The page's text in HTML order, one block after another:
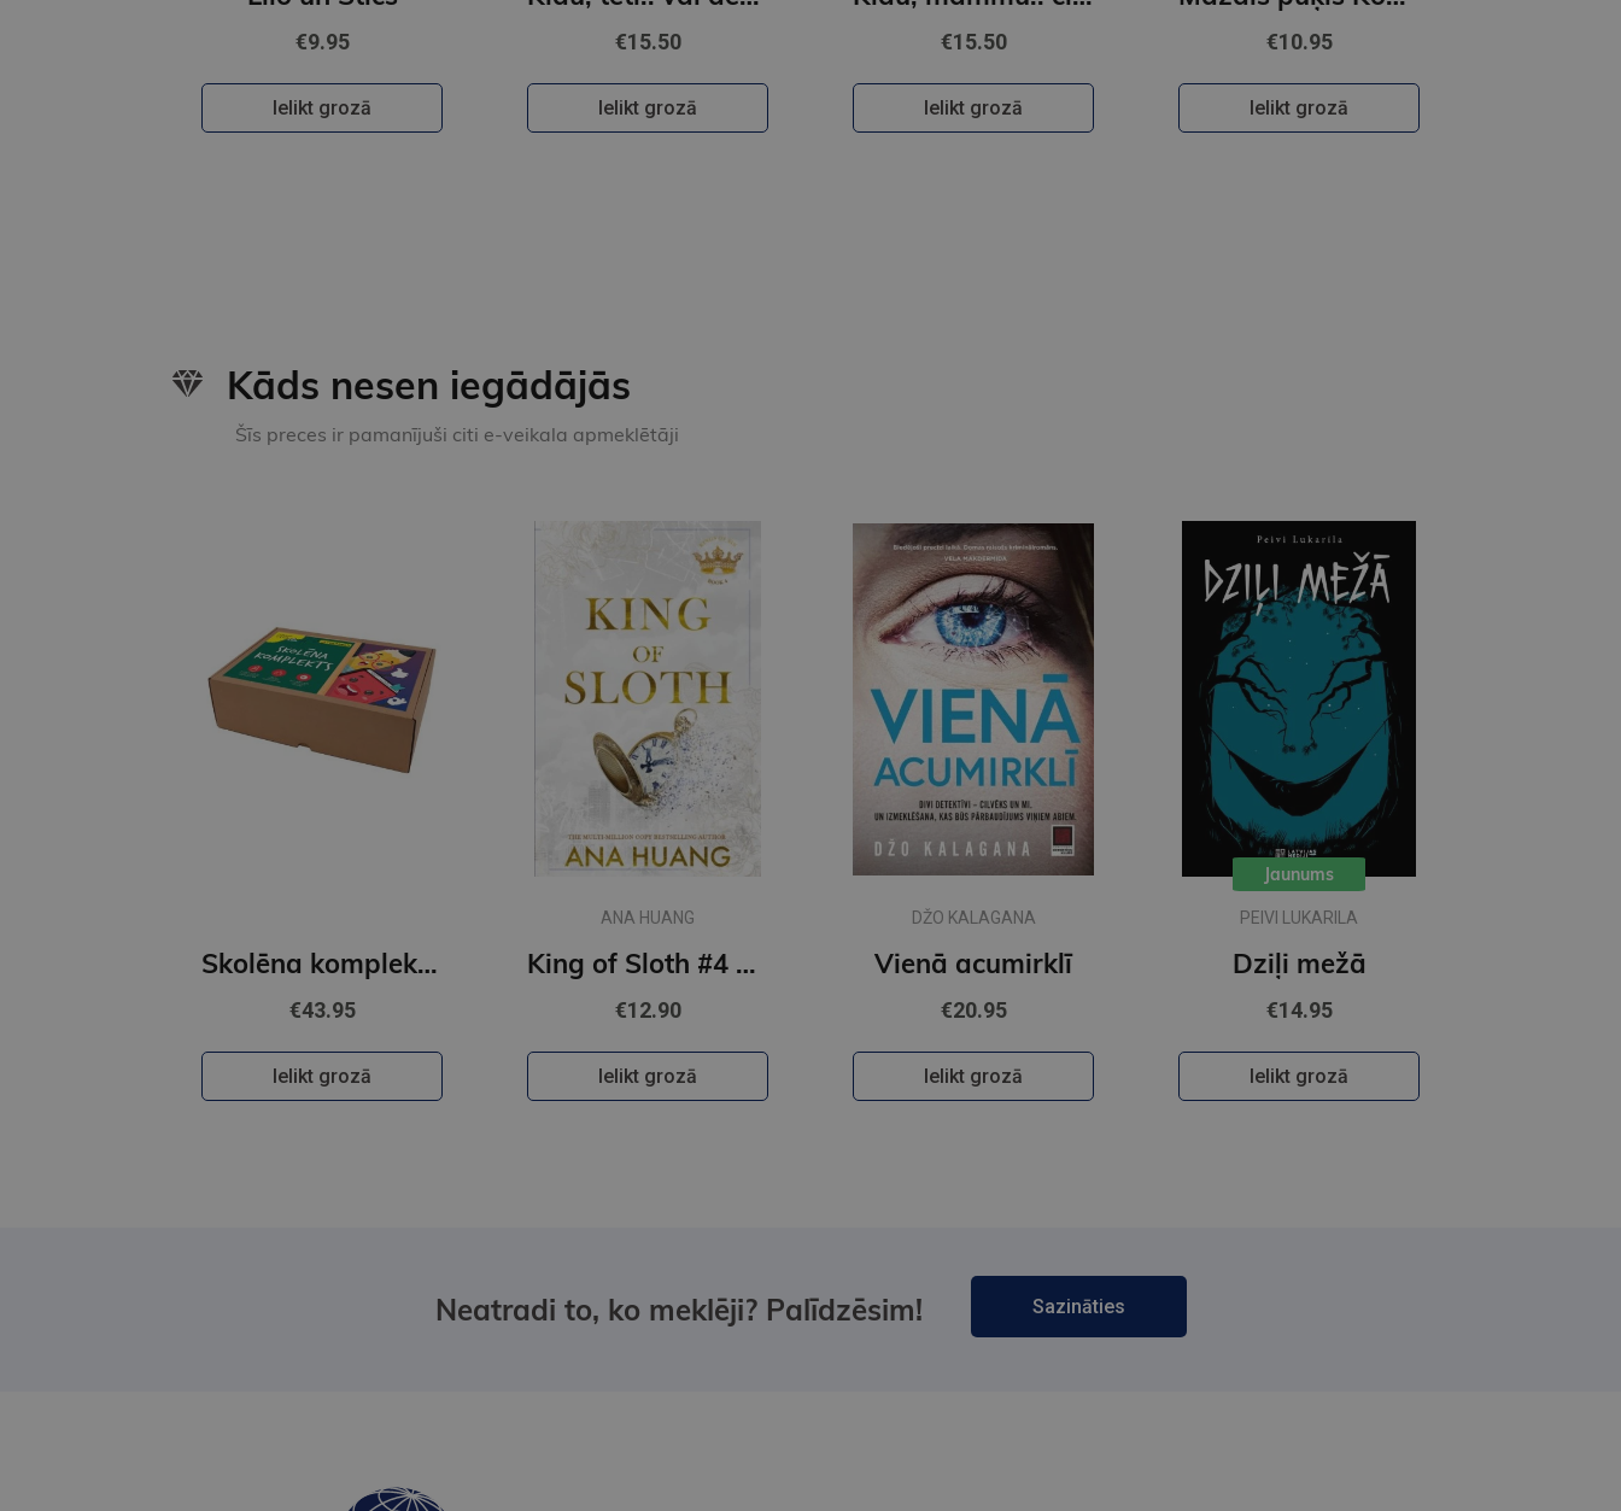
€9.95
Ielikt grozā
€15.50
Ielikt grozā
€15.50
Ielikt grozā
€10.95
Ielikt grozā
Kāds nesen iegādājās
Šīs preces ir pamanījuši citi e-veikala apmeklētāji
Skolēna komplekts, 34 priekšmeti
€43.95
Ielikt grozā
ANA HUANG
King of Sloth #4 Kings of Sin: addictive billionaire romance from the author of the Twisted series
€12.90
Ielikt grozā
DŽO KALAGANA
Vienā acumirklī
€20.95
Ielikt grozā
Jaunums
PEIVI LUKARILA
Dziļi mežā
€14.95
Ielikt grozā
Neatradi to, ko meklēji? Palīdzēsim! Sazināties